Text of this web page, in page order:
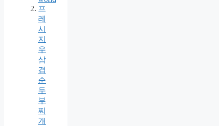
프
레
시
지
우
삼
겹
순
두
부
찌
개